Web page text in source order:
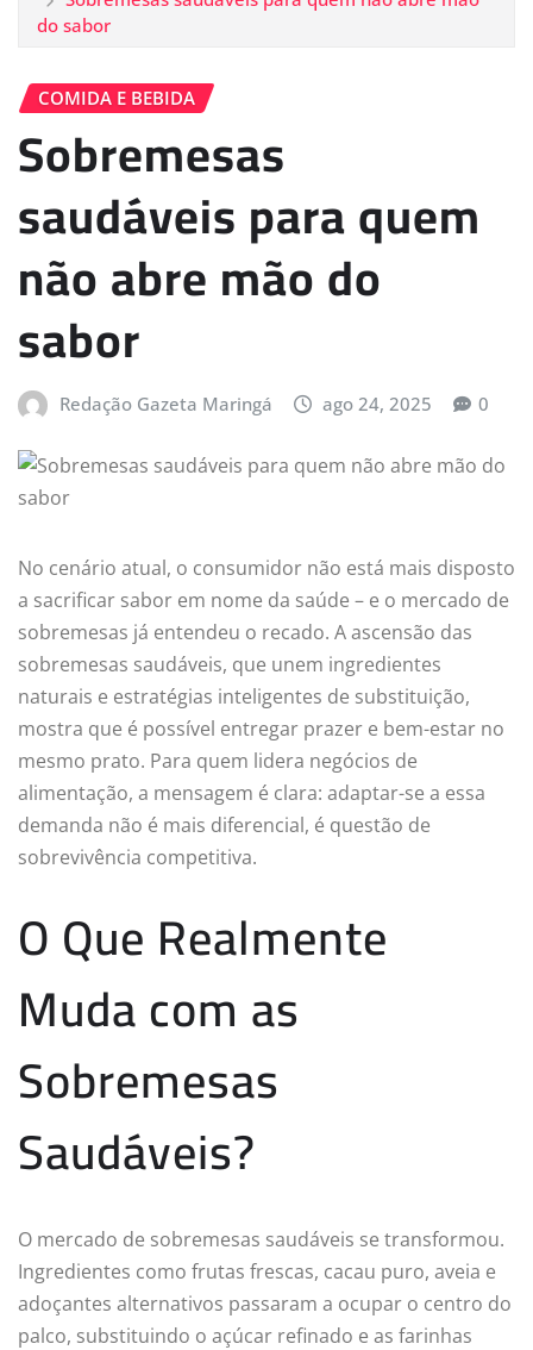
do sabor
COMIDA E BEBIDA
Sobremesas
saudáveis para quem
não abre mão do
sabor
Redação Gazeta Maringá ago 24, 2025 0
No cenário atual, o consumidor não está mais disposto
a sacrificar sabor em nome da saúde – e o mercado de
sobremesas já entendeu o recado. A ascensão das
sobremesas saudáveis, que unem ingredientes
naturais e estratégias inteligentes de substituição,
mostra que é possível entregar prazer e bem-estar no
mesmo prato. Para quem lidera negócios de
alimentação, a mensagem é clara: adaptar-se a essa
demanda não é mais diferencial, é questão de
sobrevivência competitiva.
O Que Realmente
Muda com as
Sobremesas
Saudáveis?
O mercado de sobremesas saudáveis se transformou.
Ingredientes como frutas frescas, cacau puro, aveia e
adoçantes alternativos passaram a ocupar o centro do
palco, substituindo o açúcar refinado e as farinhas